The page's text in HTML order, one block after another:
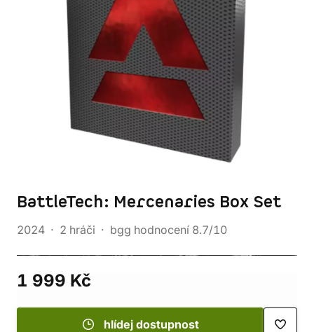
BattleTech: Mercenaries Box Set
2024 2 hráči bgg hodnocení 8.7/10
1 999 Kč
hlídej dostupnost